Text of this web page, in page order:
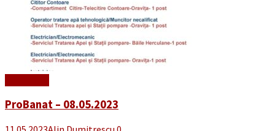
ProBanat – 08.05.2023